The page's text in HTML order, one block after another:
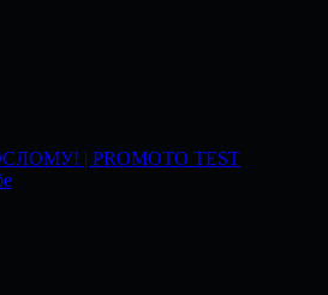
| PROMOTO TEST